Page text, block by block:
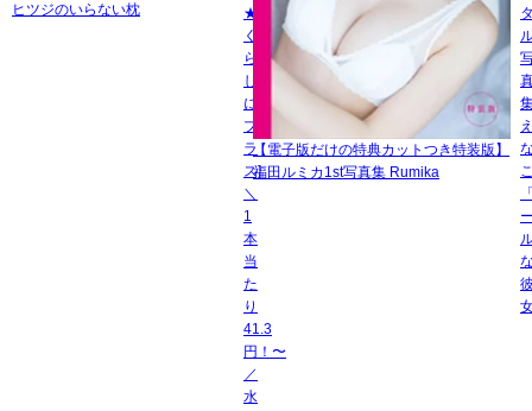
ヒツジのいらない枕
★
く
ら
し
に
プ
ラ
ス]
＼
1
本
当
た
り
41.3
円！〜
／
水
【電子版だけの特典カットつき特装版】
福田ルミカ1st写真集 Rumika